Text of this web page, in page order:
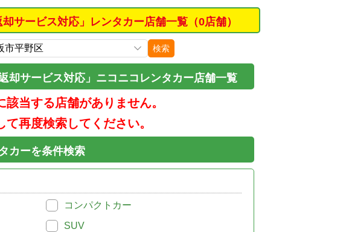
サービス対応」レンタカー店舗一覧（0店舗）
検索
却サービス対応」ニコニコレンタカー店舗一覧
該当する店舗がありません。
て再度検索してください。
カーを条件検索
コンパクトカー
SUV